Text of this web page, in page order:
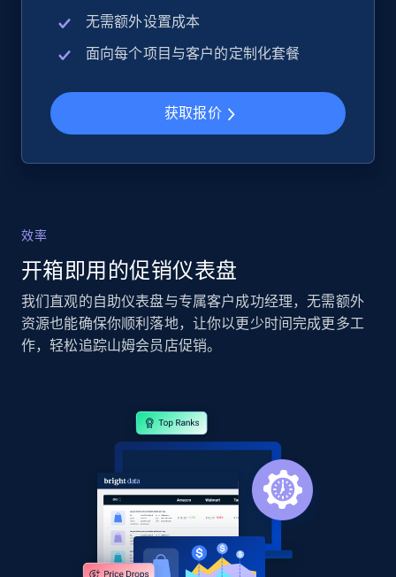
Seller reviews, Breadcrumbs, Root category, and
more.
eBay - Collect records by category
more.
2.5K+ 359+
Rating, Reviews count, Images, Variations, and
2.4K+ 立即开始
Google Shopping - collects products from
无需额外设置成本
面向每个项目与客户的定制化套餐
获取报价
效率
开箱即用的促销仪表盘
我们直观的自助仪表盘与专属客户成功经理，无需额外
资源也能确保你顺利落地，让你以更少时间完成更多工
作，轻松追踪山姆会员店促销。